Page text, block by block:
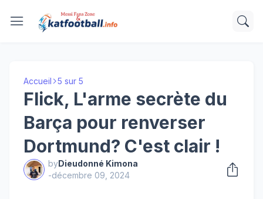
Accueil 5 sur 5
Flick, L'arme secrète du
Barça pour renverser
Dortmund? C'est clair !
byDieudonné Kimona
-décembre 09, 2024